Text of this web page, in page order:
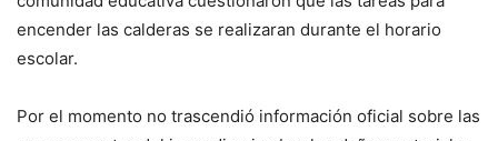
encender las calderas se realizaran durante el horario
escolar.
Por el momento no trascendió información oficial sobre las